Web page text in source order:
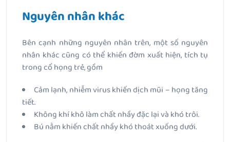
Nguyên nhân khác
Bên cạnh những nguyên nhân trên, một số nguyên
nhân khác cũng có thể khiến đờm xuất hiện, tích tụ
trong cổ họng trẻ, gồm
Cảm lạnh, nhiễm virus khiến dịch mũi – họng tăng
tiết.
Không khí khô làm chất nhầy đặc lại và khó trôi.
Bú nằm khiến chất nhầy khó thoát xuống dưới.